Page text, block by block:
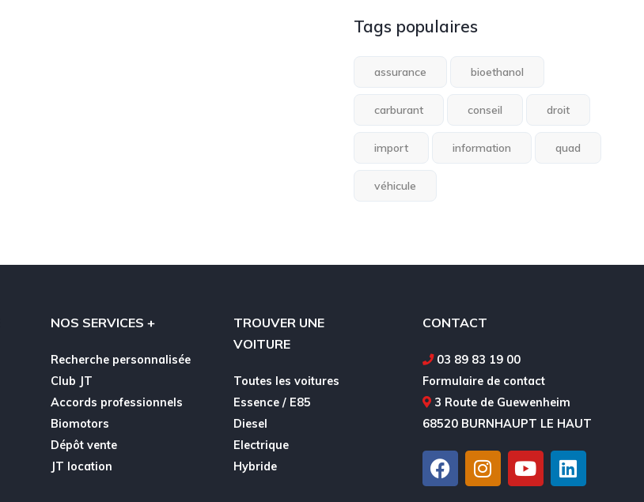
Tags populaires
assurance bioethanol
carburant conseil droit
import information quad
véhicule
NOS SERVICES +
Recherche personnalisée
Club JT
Accords professionnels
Biomotors
Dépôt vente
JT location
TROUVER UNE
VOITURE
Toutes les voitures
Essence / E85
Diesel
Electrique
Hybride
CONTACT
03 89 83 19 00
Formulaire de contact
3 Route de Guewenheim
68520 BURNHAUPT LE HAUT